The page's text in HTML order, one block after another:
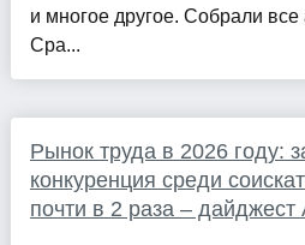
и многое другое. Собрали
Сра...
Рынок труда в 2026 году:
конкуренция среди
почти в 2 раза –